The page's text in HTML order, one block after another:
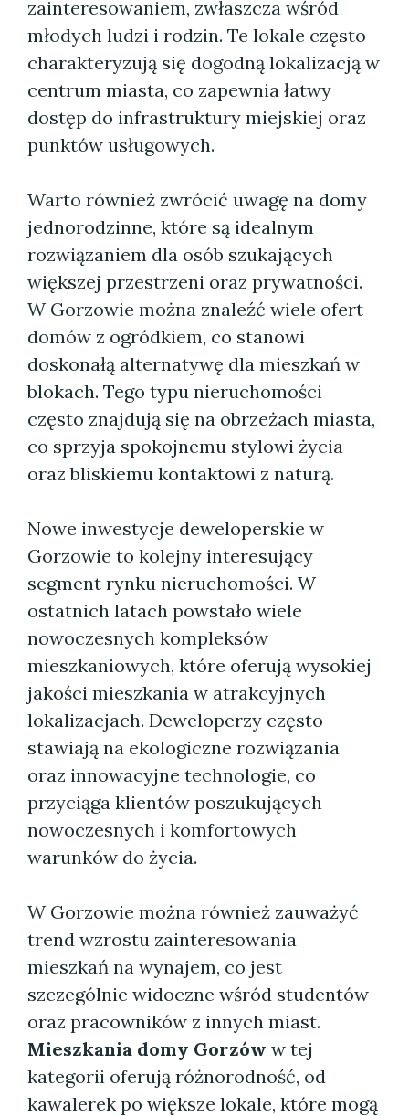
zainteresowaniem, zwłaszcza wśród
młodych ludzi i rodzin. Te lokale często
charakteryzują się dogodną lokalizacją w
centrum miasta, co zapewnia łatwy
dostęp do infrastruktury miejskiej oraz
punktów usługowych.
Warto również zwrócić uwagę na domy
jednorodzinne, które są idealnym
rozwiązaniem dla osób szukających
większej przestrzeni oraz prywatności.
W Gorzowie można znaleźć wiele ofert
domów z ogródkiem, co stanowi
doskonałą alternatywę dla mieszkań w
blokach. Tego typu nieruchomości
często znajdują się na obrzeżach miasta,
co sprzyja spokojnemu stylowi życia
oraz bliskiemu kontaktowi z naturą.
Nowe inwestycje deweloperskie w
Gorzowie to kolejny interesujący
segment rynku nieruchomości. W
ostatnich latach powstało wiele
nowoczesnych kompleksów
mieszkaniowych, które oferują wysokiej
jakości mieszkania w atrakcyjnych
lokalizacjach. Deweloperzy często
stawiają na ekologiczne rozwiązania
oraz innowacyjne technologie, co
przyciąga klientów poszukujących
nowoczesnych i komfortowych
warunków do życia.
W Gorzowie można również zauważyć
trend wzrostu zainteresowania
mieszkań na wynajem, co jest
szczególnie widoczne wśród studentów
oraz pracowników z innych miast.
Mieszkania domy Gorzów w tej
kategorii oferują różnorodność, od
kawalerek po większe lokale, które mogą